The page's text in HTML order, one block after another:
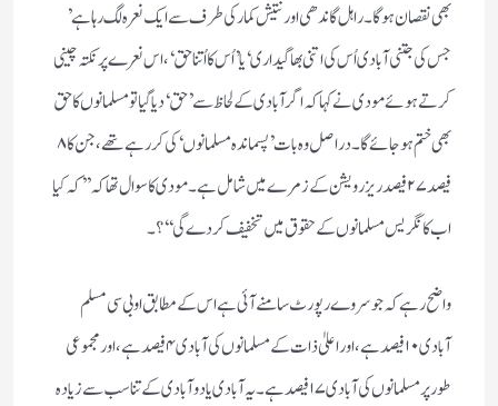
بھی نقصان ہوگا ۔ راہل گاندھی اور نتیش کمار کی طرف سے ایک نعرہ لگ رہا ہے ’
جس کی جتنی آبادی اُس کی اتنی بھاگیداری ‘ یا ’ اُس کا اُتنا حق ‘ ، اس نعرے پر نکتہ چینی
کرتے ہوئے مودی نے کہا کہ اگر آبادی کے لحاظ سے ’ حق ‘ دیا گیا تو مسلمانوں کا حق
بھی ختم ہو جائے گا ۔ دراصل وہ بات ’ پسماندہ مسلمانوں ‘ کی کر رہے تھے ، جن کا ۸
فیصد ۲۷ فیصد ریزرویشن کے زمرے میں شامل ہے ۔ مودی کا سوال تھا کہ ’’ کہ کیا
اب کانگریس مسلمانوں کے حقوق میں تخفیف کر دے گی ‘‘؟۔
واضح رہے کہ جو سروے رپورٹ سامنے آئی ہے اس کے مطابق او بی سی مسلم
آبادی ۱۰ فیصد ہے ، اور اعلیٰ ذات کے مسلمانوں کی آبادی ۴ فیصد ہے ، اور مجموعی
طور پر مسلمانوں کی آبادی ۱۷ فیصد ہے ۔ یہ آبادی یادو آبادی کے تناسب سے زیادہ